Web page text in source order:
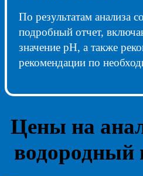
По результатам анализа
подробный отчет,
значение pH, а также
рекомендации по
Цены на
водородный